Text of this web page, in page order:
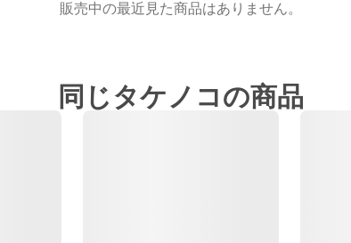
販売中の最近見た商品はありません。
同じタケノコの商品